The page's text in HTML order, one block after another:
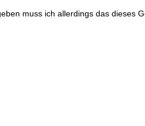
muss ich allerdings das dieses